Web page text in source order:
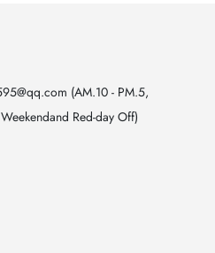
(AM.10 - PM.5,
Red-day Off)